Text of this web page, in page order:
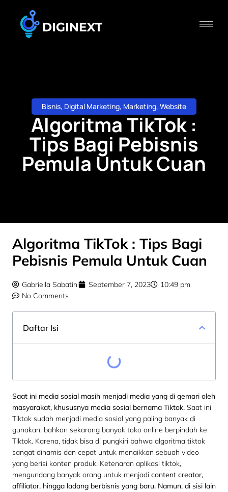
Bisnis, Digital Marketing, Marketing, Website
Algoritma TikTok :
Tips Bagi Pebisnis
Pemula Untuk Cuan
Algoritma TikTok : Tips Bagi
Pebisnis Pemula Untuk Cuan
Gabriella Sabatini September 7, 2023
10:49 pm
No Comments
Daftar Isi
Saat ini media sosial masih menjadi media yang di gemari oleh
masyarakat, khususnya media sosial bernama Tiktok. Saat ini
Tiktok sudah menjadi media sosial yang paling banyak di
gunakan, bahkan sekarang banyak toko online berpindah ke
Tiktok. Karena, tidak bisa di pungkiri bahwa algoritma tiktok
sangat dinamis dan cepat untuk menaikkan sebuah video
yang berisi konten produk. Ketenaran aplikasi tiktok,
mengundang banyak orang untuk menjadi content creator,
affiliator, hingga ladang berbisnis yang baru. Namun, di sisi lain